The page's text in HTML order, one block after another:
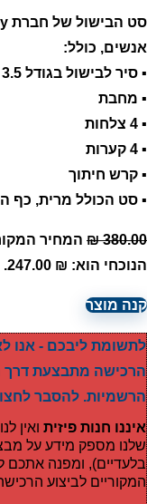
אנשים, כולל:
▪️ סיר לבישול בגודל 3.5 ליטר
▪️ מחבת
▪️ 4 צלחות
▪️ 4 קערות
▪️ קרש חיתוך
▪️ סט הכולל מרית, כף
₪380.00 המחיר המקורי
הנוכחי הוא: ₪ 247.00.
קנה מוצר
לתשומת ליבכם - אנו
הרכישה מתבצעת דרך
הרשמיות. להסבר
איננו חנות פיזית ואין
שלנו מספק מידע על
בלעדיים), ומפנה אתכם
המקוריים לביצוע